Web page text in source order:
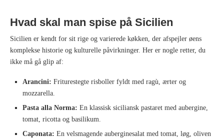
Hvad skal man spise på Sicilien
Sicilien er kendt for sit rige og varierede køkken, der afspejler øens
komplekse historie og kulturelle påvirkninger. Her er nogle retter, du
ikke må gå glip af:
Arancini: Friturestegte risboller fyldt med ragù, ærter og
mozzarella.
Pasta alla Norma: En klassisk siciliansk pastaret med aubergine,
tomat, ricotta og basilikum.
Caponata: En velsmagende auberginesalat med tomat, løg, oliven